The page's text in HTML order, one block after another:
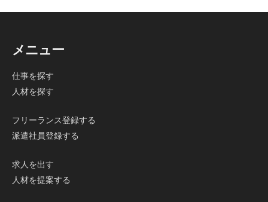
メニュー
仕事を探す
人材を探す
フリーランス登録する
派遣社員登録する
求人を出す
人材を提案する